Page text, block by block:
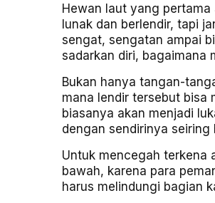
Hewan laut yang
lunak dan berlendir, tapi
sengat, sengatan ampai
sadarkan diri, bagaimana
Bukan hanya tangan-
mana lendir tersebut bisa
biasanya akan menjadi
dengan sendirinya
Untuk mencegah terkena
bawah, karena para
harus melindungi bagian